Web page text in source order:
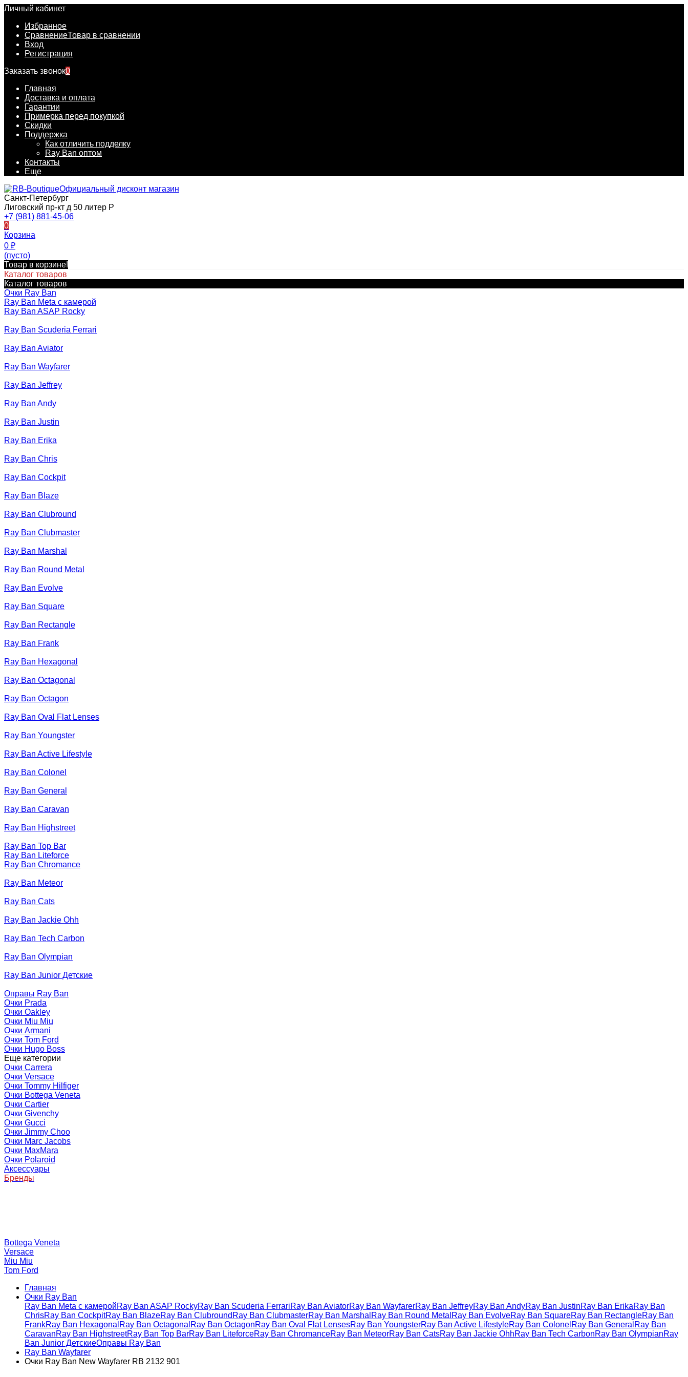
Личный кабинет
Избранное
СравнениеТовар в сравнении
Вход
Регистрация
Заказать звонок0
Главная
Доставка и оплата
Гарантии
Примерка перед покупкой
Скидки
Поддержка
Как отличить подделку
Ray Ban оптом
Контакты
Еще
Официальный дисконт магазин
Санкт-Петербург
Лиговский пр-кт д 50 литер Р
+7 (981) 881-45-06
0
Корзина
0 ₽
(пусто)
Товар в корзине!
Каталог товаров
Каталог товаров
Очки Ray Ban
Ray Ban Meta с камерой
Ray Ban ASAP Rocky
Ray Ban Scuderia Ferrari
Ray Ban Aviator
Ray Ban Wayfarer
Ray Ban Jeffrey
Ray Ban Andy
Ray Ban Justin
Ray Ban Erika
Ray Ban Chris
Ray Ban Cockpit
Ray Ban Blaze
Ray Ban Clubround
Ray Ban Clubmaster
Ray Ban Marshal
Ray Ban Round Metal
Ray Ban Evolve
Ray Ban Square
Ray Ban Rectangle
Ray Ban Frank
Ray Ban Hexagonal
Ray Ban Octagonal
Ray Ban Octagon
Ray Ban Oval Flat Lenses
Ray Ban Youngster
Ray Ban Active Lifestyle
Ray Ban Colonel
Ray Ban General
Ray Ban Caravan
Ray Ban Highstreet
Ray Ban Top Bar
Ray Ban Liteforce
Ray Ban Chromance
Ray Ban Meteor
Ray Ban Cats
Ray Ban Jackie Ohh
Ray Ban Tech Carbon
Ray Ban Olympian
Ray Ban Junior Детские
Оправы Ray Ban
Очки Prada
Очки Oakley
Очки Miu Miu
Очки Armani
Очки Tom Ford
Очки Hugo Boss
Еще категории
Очки Carrera
Очки Versace
Очки Tommy Hilfiger
Очки Bottega Veneta
Очки Cartier
Очки Givenchy
Очки Gucci
Очки Jimmy Choo
Очки Marc Jacobs
Очки MaxMara
Очки Polaroid
Аксессуары
Бренды
Bottega Veneta
Versace
Miu Miu
Tom Ford
Главная
Очки Ray Ban
Ray Ban Meta с камеройRay Ban ASAP RockyRay Ban Scuderia FerrariRay Ban AviatorRay Ban WayfarerRay Ban JeffreyRay Ban AndyRay Ban JustinRay Ban ErikaRay Ban
ChrisRay Ban CockpitRay Ban BlazeRay Ban Clubround Ray Ban ClubmasterRay Ban Marshal Ray Ban Round Metal Ray Ban EvolveRay Ban SquareRay Ban RectangleRay Ban
FrankRay Ban Hexagonal Ray Ban Octagonal Ray Ban OctagonRay Ban Oval Flat LensesRay Ban YoungsterRay Ban Active LifestyleRay Ban Colonel Ray Ban General Ray Ban
CaravanRay Ban HighstreetRay Ban Top BarRay Ban LiteforceRay Ban ChromanceRay Ban MeteorRay Ban CatsRay Ban Jackie OhhRay Ban Tech CarbonRay Ban OlympianRay
Ban Junior ДетскиеОправы Ray Ban
Ray Ban Wayfarer
Очки Ray Ban New Wayfarer RB 2132 901